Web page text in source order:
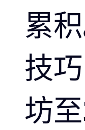
累积
技
坊